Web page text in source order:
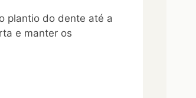
plantio do dente até a
e manter os